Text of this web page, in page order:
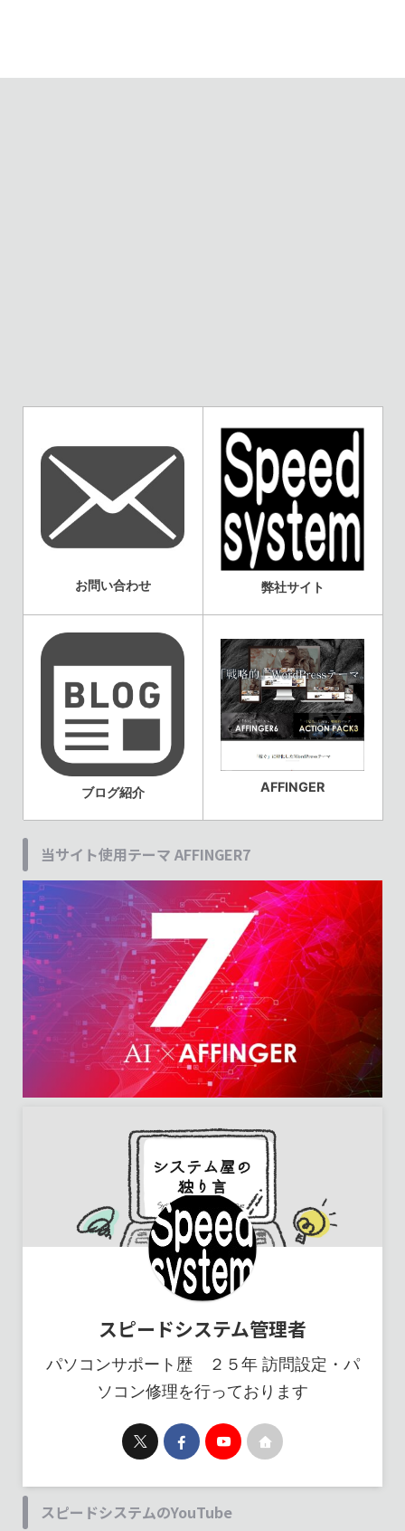
お問い合わせ 弊社サイト
ブログ紹介 AFFINGER
当サイト使用テーマ AFFINGER7
スピードシステム管理者
パソコンサポート歴 ２５年 訪問設定・パ
ソコン修理を行っております
スピードシステムのYouTube